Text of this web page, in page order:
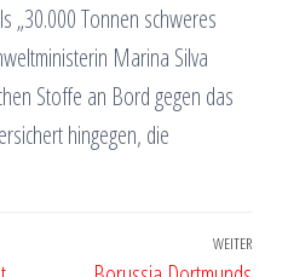
„30.000 Tonnen schweres
Marina Silva
Stoffe an Bord gegen das
hingegen, die
WEITER